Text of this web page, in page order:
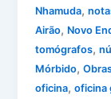
Nhamuda,
Airão, Novo
tomógrafos,
Mórbido,
oficina,oficina